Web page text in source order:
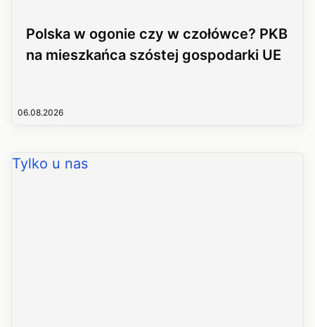
Polska w ogonie czy w czołówce? PKB
na mieszkańca szóstej gospodarki UE
06.08.2026
Tylko u nas